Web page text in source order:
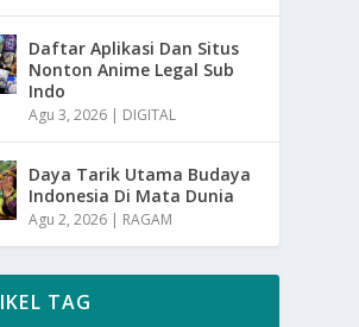
Daftar Aplikasi Dan Situs
Nonton Anime Legal Sub
Indo
Agu 3, 2026 | DIGITAL
Daya Tarik Utama Budaya
Indonesia Di Mata Dunia
Agu 2, 2026 | RAGAM
TAG